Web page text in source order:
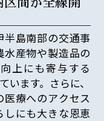
間が全線開
島南部の交通事
産物や製造品の
上にも寄与する
ます。さらに、
療へのアクセス
しにも大きな恩恵